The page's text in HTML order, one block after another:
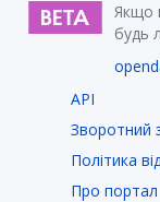
Якщо
будь
API
Зворотний
Політика
Про портал